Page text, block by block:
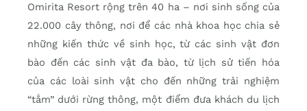
Omirita Resort rộng trên 40 ha – nơi sinh sống của
22.000 cây thông, nơi để các nhà khoa học chia sẻ
những kiến thức về sinh học, từ các sinh vật đơn
bào đến các sinh vật đa bào, từ lịch sử tiến hóa
của các loài sinh vật cho đến những trải nghiệm
“tắm” dưới rừng thông, một điểm đưa khách du lịch